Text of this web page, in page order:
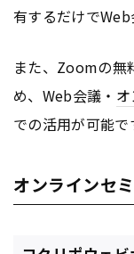
有するだけでWeb
また、Zoomの無
め、Web会議・
での活用が可能で
オンラインセ